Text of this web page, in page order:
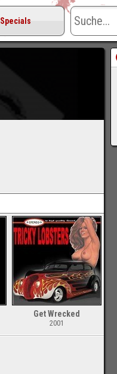
Get Wrecked
2001
Specials